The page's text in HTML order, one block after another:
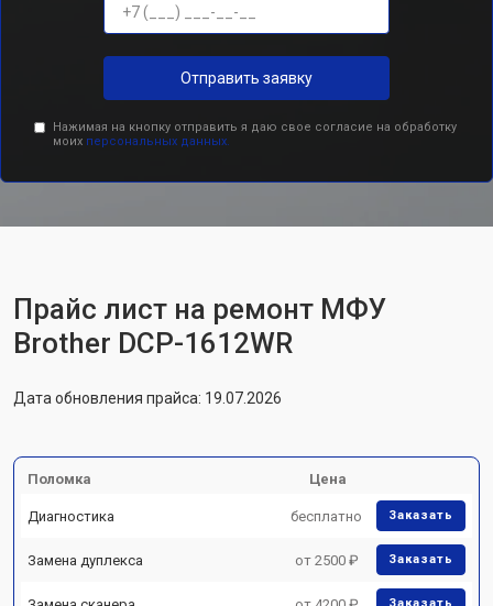
Отправить заявку
Нажимая на кнопку отправить я даю свое согласие на обработку
моих персональных данных.
Прайс лист на ремонт МФУ
Brother DCP-1612WR
Дата обновления прайса: 19.07.2026
Поломка Цена
Диагностика бесплатно Заказать
Замена дуплекса от 2500 ₽ Заказать